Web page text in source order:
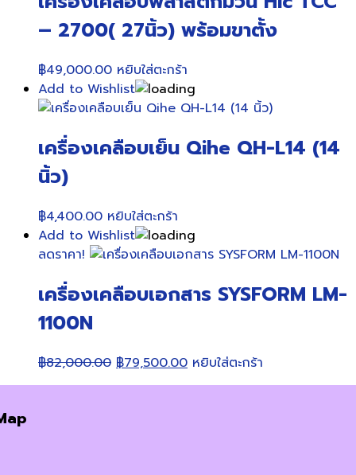
– 2700( 27นิ้ว) พร้อมขาตั้ง
฿49,000.00 หยิบใส่ตะกร้า
Add to Wishlist
เครื่องเคลือบเย็น Qihe QH-L14 (14
นิ้ว)
฿4,400.00 หยิบใส่ตะกร้า
Add to Wishlist
ลดราคา!
เครื่องเคลือบเอกสาร SYSFORM LM-
1100N
฿82,000.00 Original
price
฿79,500.00Current
price
หยิบใส่ตะกร้า